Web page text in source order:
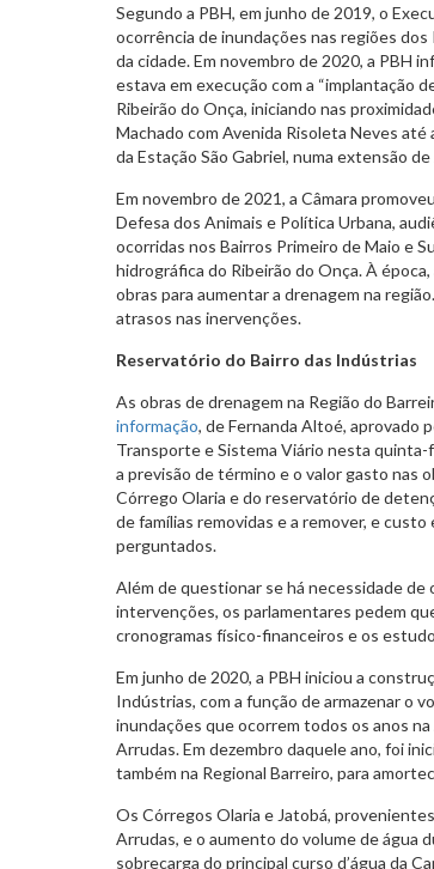
Segundo a PBH, em junho de 2019, o
ocorrência de inundações nas regiões
da cidade. Em novembro de 2020, a PBH
estava em execução com a “implantação
Ribeirão do Onça, iniciando nas
Machado com Avenida Risoleta Neves
da Estação São Gabriel, numa extensão de
Em novembro de 2021, a Câmara
Defesa dos Animais e Política Urbana,
ocorridas nos Bairros Primeiro de Maio e
hidrográfica do Ribeirão do Onça. À
obras para aumentar a drenagem na
atrasos nas inervenções.
Reservatório do Bairro das Indústrias
As obras de drenagem na Região do
informação, de Fernanda Altoé, aprovado
Transporte e Sistema Viário nesta
a previsão de término e o valor gasto nas
Córrego Olaria e do reservatório de
de famílias removidas e a remover, e
perguntados.
Além de questionar se há necessidade
intervenções, os parlamentares pedem
cronogramas físico-financeiros e os
Em junho de 2020, a PBH iniciou a
Indústrias, com a função de armazenar o
inundações que ocorrem todos os anos
Arrudas. Em dezembro daquele ano, foi
também na Regional Barreiro, para
Os Córregos Olaria e Jatobá,
Arrudas, e o aumento do volume de água
sobrecarga do principal curso d’água da